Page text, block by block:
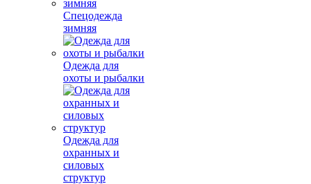
Спецодежда
зимняя
Одежда для
охоты и рыбалки
Одежда для
охранных и
силовых
структур